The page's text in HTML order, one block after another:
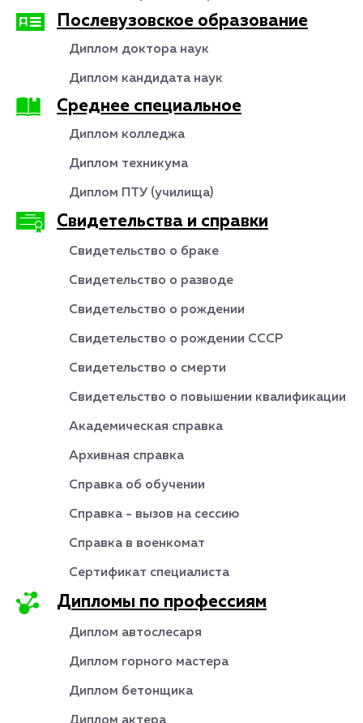
Послевузовское образование
Диплом доктора наук
Диплом кандидата наук
Среднее специальное
Диплом колледжа
Диплом техникума
Диплом ПТУ (училища)
Свидетельства и справки
Свидетельство о браке
Свидетельство о разводе
Свидетельство о рождении
Свидетельство о рождении СССР
Свидетельство о смерти
Свидетельство о повышении квалификации
Академическая справка
Архивная справка
Справка об обучении
Справка - вызов на сессию
Справка в военкомат
Сертификат специалиста
Дипломы по профессиям
Диплом автослесаря
Диплом горного мастера
Диплом бетонщика